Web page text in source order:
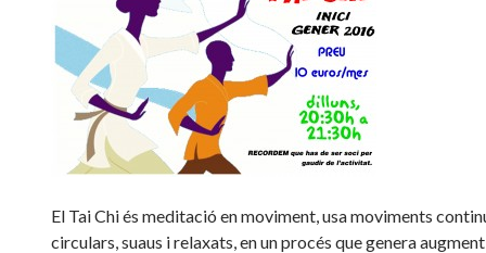
El Tai Chi és meditació en moviment, usa moviments
circulars, suaus i relaxats, en un procés que genera